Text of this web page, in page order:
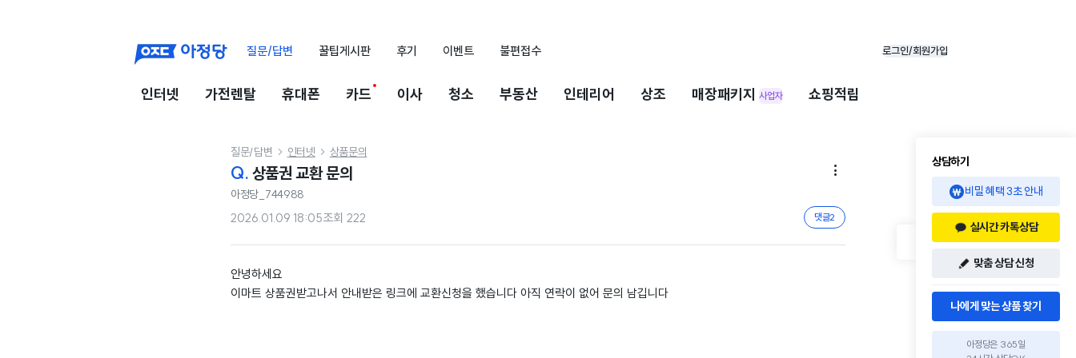
질문/답변 꿀팁게시판 후기 이벤트 불편접수 로그인/회원가입
인터넷 가전렌탈 휴대폰 카드 이사 청소 부동산 인테리어 상조 매장패키지 사업자 쇼핑적립
질문/답변  인터넷  상품문의
Q. 상품권 교환 문의 
아정당_744988
2026.01.09 18:05조회 222 댓글2
안녕하세요
이마트 상품권받고나서 안내받은 링크에 교환신청을 했습니다 아직 연락이 없어 문의 남깁니다
상담하기
비밀 혜택 3초 안내
실시간 카톡상담
맞춤 상담 신청
나에게 맞는 상품 찾기
아정당은 365일